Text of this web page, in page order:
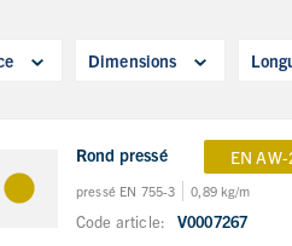
Dimensions
Rond pressé EN
pressé EN 755-3 0,89 kg/m
Code article: V0007267